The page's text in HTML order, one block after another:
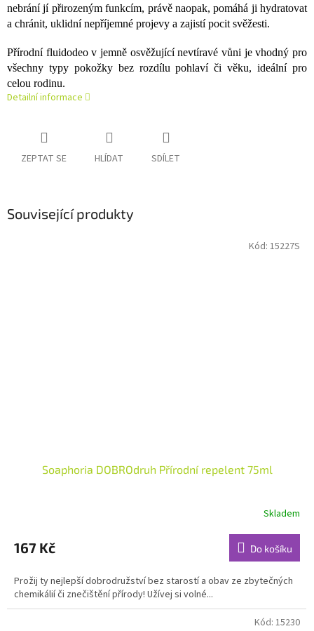
nebrání jí přirozeným funkcím, právě naopak, pomáhá ji hydratovat
a chránit, uklidní nepříjemné projevy a zajistí pocit svěžesti.
Přírodní fluidodeo v jemně osvěžující nevtíravé vůni je vhodný pro
všechny typy pokožky bez rozdílu pohlaví či věku, ideální pro
celou rodinu.
Detailní informace
ZEPTAT SE HLÍDAT SDÍLET
Související produkty
Soaphoria DOBROdruh Přírodní repelent 75ml
produktu
je
z
5
hvězdiček.
Skladem
167 Kč Do košíku
Prožij ty nejlepší dobrodružství bez starostí a obav ze zbytečných
chemikálií či znečištění přírody! Užívej si volné...
Kód: 15227S
Kód: 15230